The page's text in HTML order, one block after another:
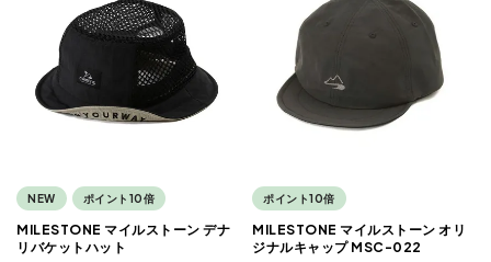
NEW ポイント10倍
MILESTONE マイルストーン デナ
リバケットハット
ポイント10倍
MILESTONE マイルストーン オリ
ジナルキャップ MSC-022